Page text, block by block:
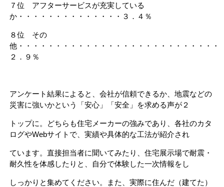
７位 アフターサービスが充実している
か・・・・・・・・・・・・・・３．４％
８位 その
他・・・・・・・・・・・・・・・・・・・・・・・・・・・
２．９％
アンケート結果によると、会社が信頼できるか、地震などの
災害に強いかという「安心」「安全」を求める声が２
トップに。どちらも住宅メーカーの強みであり、各社のカタ
ログやWebサイトで、実績や具体的な工法が紹介され
ています。直接担当者に聞いてみたり、住宅展示場で耐震・
耐久性を体感したりと、自分で体験した一次情報をし
しっかりと集めてください。また、実際に住んだ（建てた）